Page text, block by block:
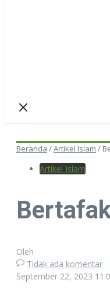
Beranda /Artikel Islam /
Artikel Islam
Oleh
Tidak ada komentar
September 22, 2023